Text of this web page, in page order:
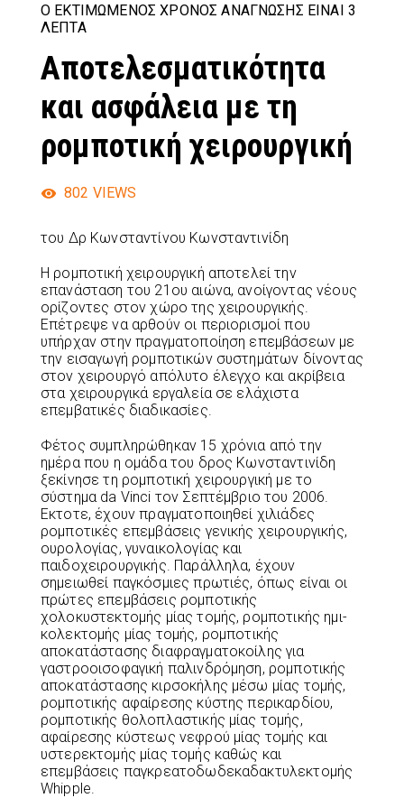
Ο ΕΚΤΙΜΏΜΕΝΟΣ ΧΡΌΝΟΣ ΑΝΆΓΝΩΣΗΣ ΕΊΝΑΙ 3
ΛΕΠΤΆ
Αποτελεσματικότητα
και ασφάλεια με τη
ρομποτική χειρουργική
802 VIEWS
του Δρ Κωνσταντίνου Κωνσταντινίδη
Η ρομποτική χειρουργική αποτελεί την
επανάσταση του 21ου αιώνα, ανοίγοντας νέους
ορίζοντες στον χώρο της χειρουργικής.
Επέτρεψε να αρθούν οι περιορισμοί που
υπήρχαν στην πραγματοποίηση επεμβάσεων με
την εισαγωγή ρομποτικών συστημάτων δίνοντας
στον χειρουργό απόλυτο έλεγχο και ακρίβεια
στα χειρουργικά εργαλεία σε ελάχιστα
επεμβατικές διαδικασίες.
Φέτος συμπληρώθηκαν 15 χρόνια από την
ημέρα που η ομάδα του δρος Κωνσταντινίδη
ξεκίνησε τη ρομποτική χειρουργική με το
σύστημα da Vinci τον Σεπτέμβριο του 2006.
Εκτοτε, έχουν πραγματοποιηθεί χιλιάδες
ρομποτικές επεμβάσεις γενικής χειρουργικής,
ουρολογίας, γυναικολογίας και
παιδοχειρουργικής. Παράλληλα, έχουν
σημειωθεί παγκόσμιες πρωτιές, όπως είναι οι
πρώτες επεμβάσεις ρομποτικής
χολοκυστεκτομής μίας τομής, ρομποτικής ημι-
κολεκτομής μίας τομής, ρομποτικής
αποκατάστασης διαφραγματοκοίλης για
γαστροοισοφαγική παλινδρόμηση, ρομποτικής
αποκατάστασης κιρσοκήλης μέσω μίας τομής,
ρομποτικής αφαίρεσης κύστης περικαρδίου,
ρομποτικής θολοπλαστικής μίας τομής,
αφαίρεσης κύστεως νεφρού μίας τομής και
υστερεκτομής μίας τομής καθώς και
επεμβάσεις παγκρεατοδωδεκαδακτυλεκτομής
Whipple.